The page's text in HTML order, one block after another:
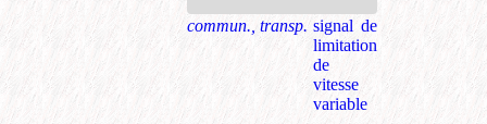
commun., transp. signal de
limitation
de
vitesse
variable